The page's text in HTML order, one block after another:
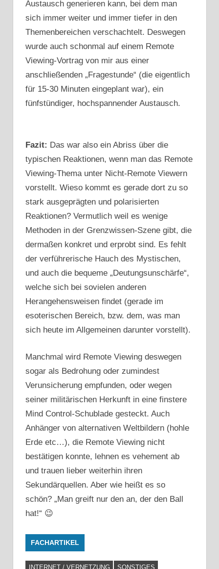
Austausch generieren kann, bei dem man
sich immer weiter und immer tiefer in den
Themenbereichen verschachtelt. Deswegen
wurde auch schonmal auf einem Remote
Viewing-Vortrag von mir aus einer
anschließenden „Fragestunde“ (die eigentlich
für 15-30 Minuten eingeplant war), ein
fünfstündiger, hochspannender Austausch.
Fazit: Das war also ein Abriss über die
typischen Reaktionen, wenn man das Remote
Viewing-Thema unter Nicht-Remote Viewern
vorstellt. Wieso kommt es gerade dort zu so
stark ausgeprägten und polarisierten
Reaktionen? Vermutlich weil es wenige
Methoden in der Grenzwissen-Szene gibt, die
dermaßen konkret und erprobt sind. Es fehlt
der verführerische Hauch des Mystischen,
und auch die bequeme „Deutungsunschärfe“,
welche sich bei sovielen anderen
Herangehensweisen findet (gerade im
esoterischen Bereich, bzw. dem, was man
sich heute im Allgemeinen darunter vorstellt).
Manchmal wird Remote Viewing deswegen
sogar als Bedrohung oder zumindest
Verunsicherung empfunden, oder wegen
seiner militärischen Herkunft in eine finstere
Mind Control-Schublade gesteckt. Auch
Anhänger von alternativen Weltbildern (hohle
Erde etc…), die Remote Viewing nicht
bestätigen konnte, lehnen es vehement ab
und trauen lieber weiterhin ihren
Sekundärquellen. Aber wie heißt es so
schön? „Man greift nur den an, der den Ball
hat!“ 😉
FACHARTIKEL
INTERNET / VERNETZUNG SONSTIGES